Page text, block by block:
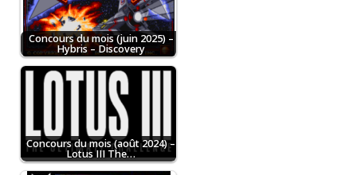
Concours du mois (juin 2025) –
Hybris – Discovery
Concours du mois (août 2024) –
Lotus III The…